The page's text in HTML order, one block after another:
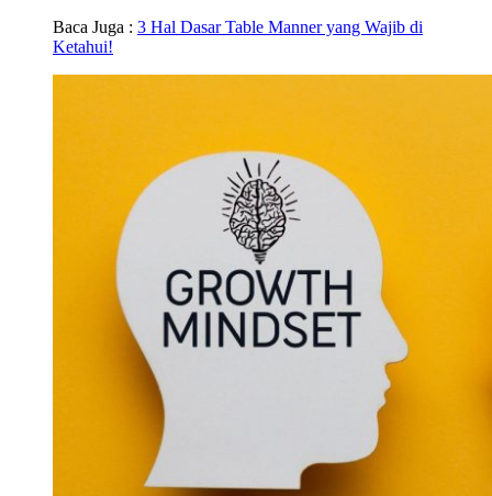
Baca Juga : 3 Hal Dasar Table Manner yang Wajib di
Ketahui!